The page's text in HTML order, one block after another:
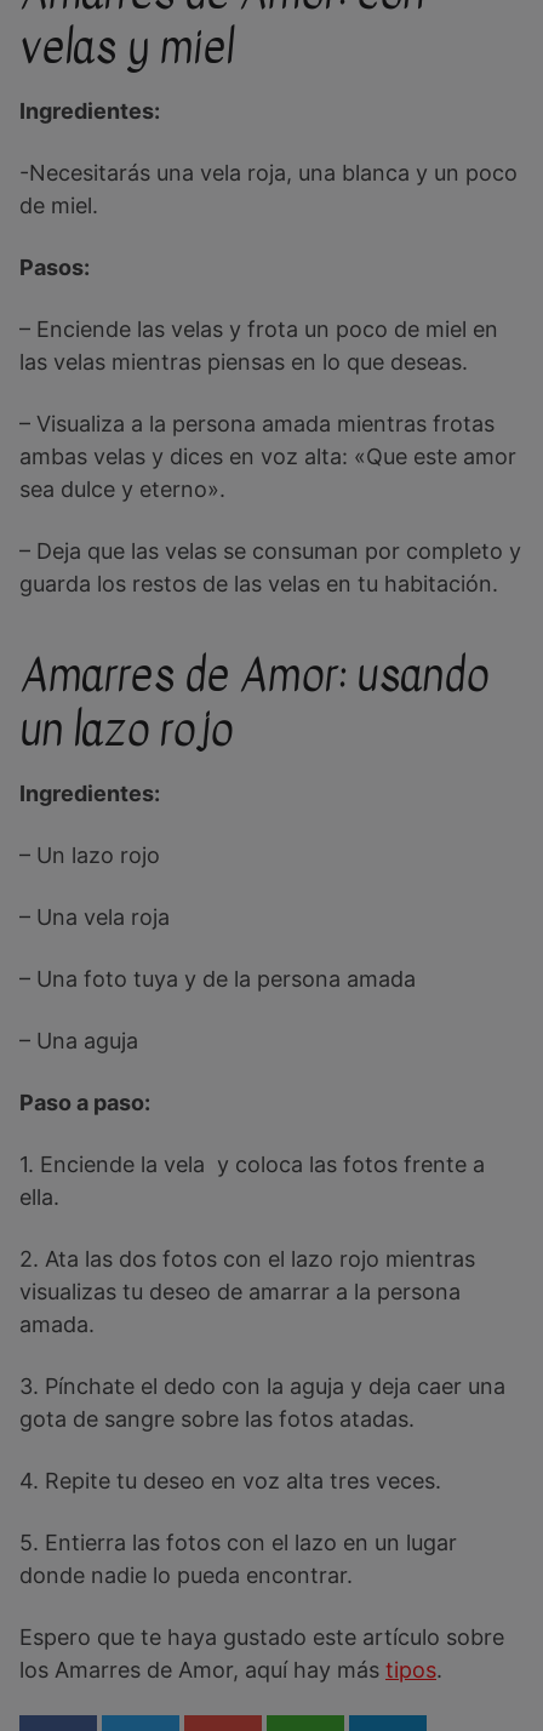
velas y miel
Ingredientes:
-Necesitarás una vela roja, una blanca y un poco
de miel.
Pasos:
– Enciende las velas y frota un poco de miel en
las velas mientras piensas en lo que deseas.
– Visualiza a la persona amada mientras frotas
ambas velas y dices en voz alta: «Que este amor
sea dulce y eterno».
– Deja que las velas se consuman por completo y
guarda los restos de las velas en tu habitación.
Amarres de Amor: usando
un lazo rojo
Ingredientes:
– Un lazo rojo
– Una vela roja
– Una foto tuya y de la persona amada
– Una aguja
Paso a paso:
1. Enciende la vela y coloca las fotos frente a
ella.
2. Ata las dos fotos con el lazo rojo mientras
visualizas tu deseo de amarrar a la persona
amada.
3. Pínchate el dedo con la aguja y deja caer una
gota de sangre sobre las fotos atadas.
4. Repite tu deseo en voz alta tres veces.
5. Entierra las fotos con el lazo en un lugar
donde nadie lo pueda encontrar.
Espero que te haya gustado este artículo sobre
los Amarres de Amor, aquí hay más tipos.